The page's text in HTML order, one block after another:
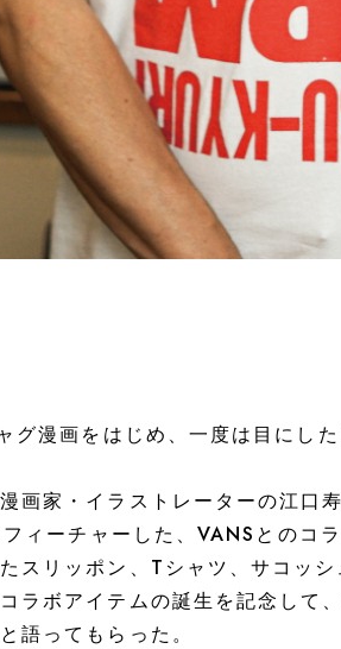
グ漫画をはじめ、一度は目にし
画家・イラストレーターの江口寿
ィーチャーした、VANSとのコラ
スリッポン、Tシャツ、サコッ
ラボアイテムの誕生を記念して
語ってもらった。